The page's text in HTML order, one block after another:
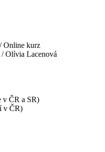
Online kurz
Olívia Lacenová
ČR a SR)
v ČR)